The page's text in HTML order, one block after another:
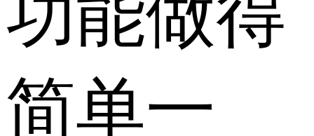
功能做得
简单一